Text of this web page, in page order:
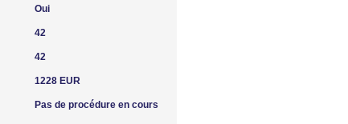
Oui
42
42
1228 EUR
Pas de procédure en cours